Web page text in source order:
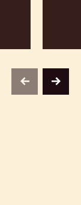
previousnext